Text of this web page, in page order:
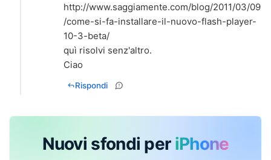
http://www.saggiamente.com/blog/2011/03/09
/come-si-fa-installare-il-nuovo-flash-player-
10-3-beta/
quì risolvi senz'altro.
Ciao
Rispondi
Nuovi sfondi per iPhone